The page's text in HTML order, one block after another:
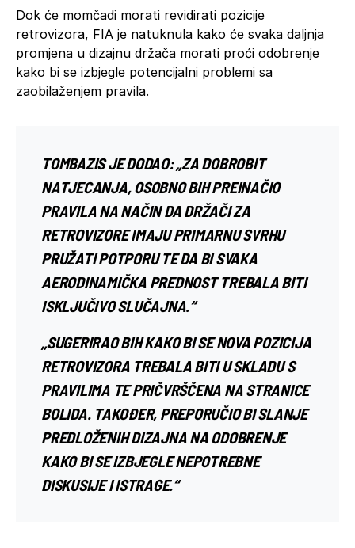
Dok će momčadi morati revidirati pozicije
retrovizora, FIA je natuknula kako će svaka daljnja
promjena u dizajnu držača morati proći odobrenje
kako bi se izbjegle potencijalni problemi sa
zaobilaženjem pravila.
TOMBAZIS JE DODAO: „ZA DOBROBIT
NATJECANJA, OSOBNO BIH PREINAČIO
PRAVILA NA NAČIN DA DRŽAČI ZA
RETROVIZORE IMAJUPRIMARNU SVRHU
PRUŽATI POTPORUTE DA BI SVAKA
AERODINAMIČKA PREDNOST TREBALA BITI
ISKLJUČIVO SLUČAJNA.“
„SUGERIRAO BIH KAKO BI SE NOVA POZICIJA
RETROVIZORA TREBALA BITI U SKLADU S
PRAVILIMA TE PRIČVRŠČENA NA STRANICE
BOLIDA. TAKOĐER, PREPORUČIO BISLANJE
PREDLOŽENIH DIZAJNA NA ODOBRENJE
KAKO BI SE IZBJEGLE NEPOTREBNE
DISKUSIJE I ISTRAGE.“